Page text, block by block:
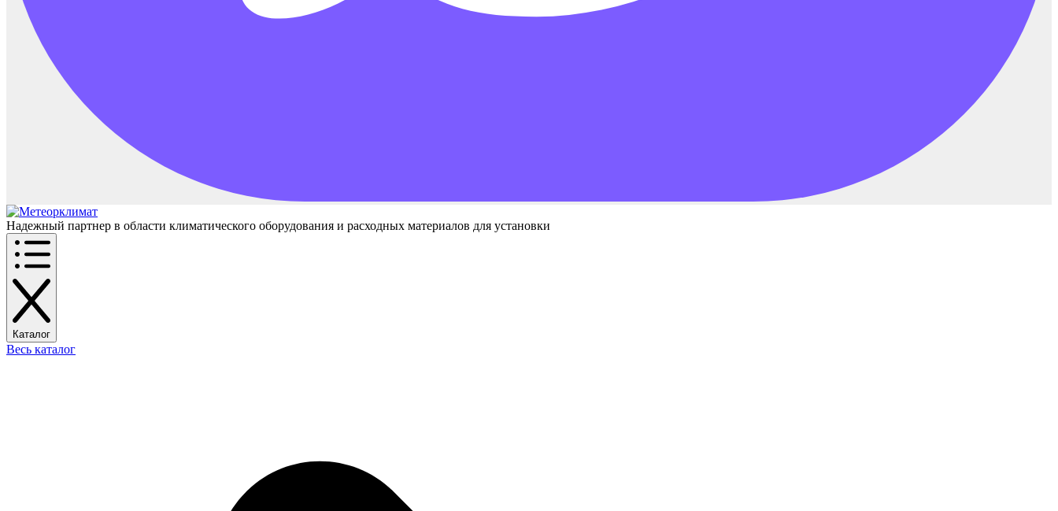
Надежный партнер в области климатического оборудования и расходных материалов для установки
Каталог
Весь каталог